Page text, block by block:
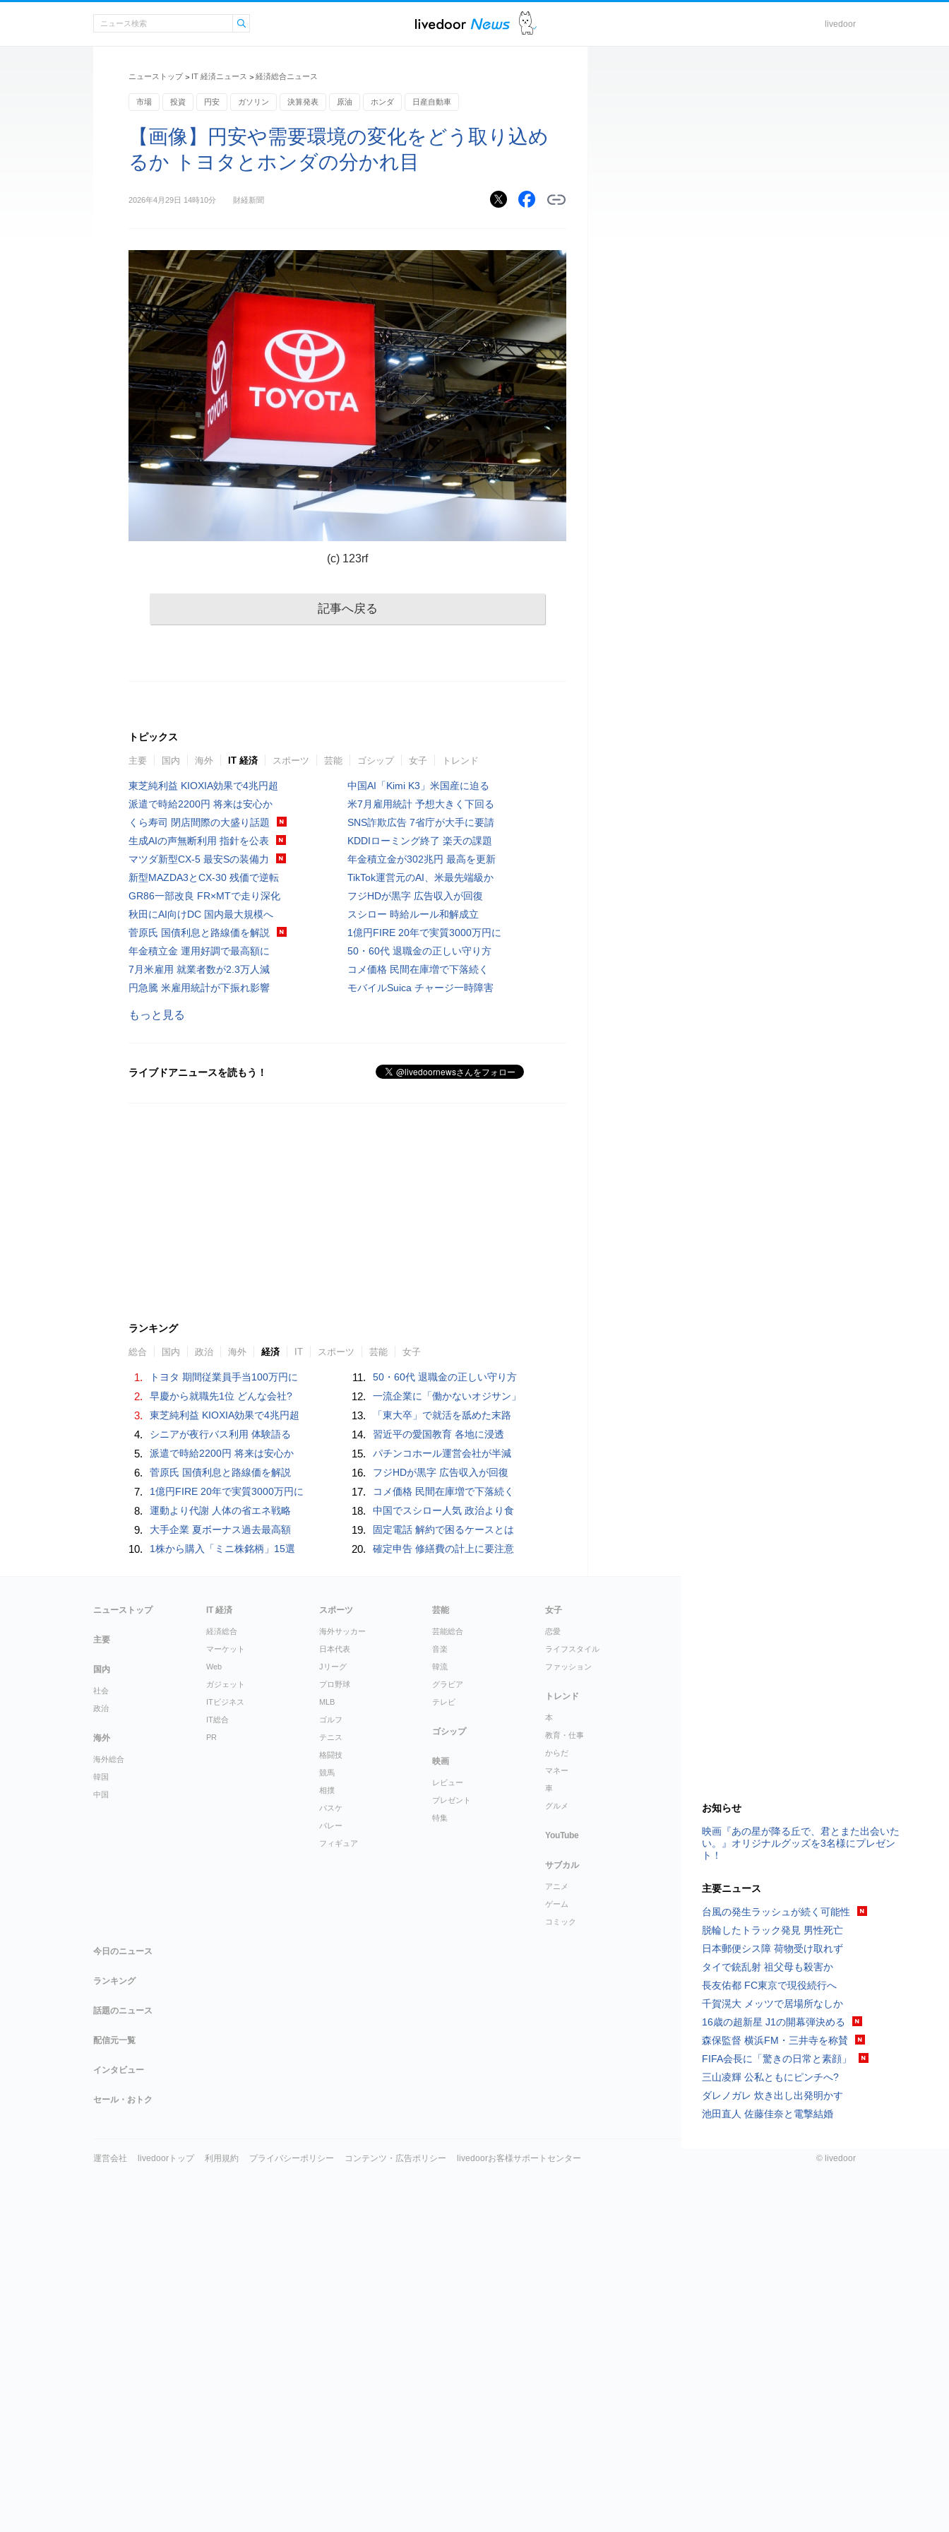
livedoor
ニューストップ > IT 経済ニュース > 経済総合ニュース
市場 投資 円安 ガソリン 決算発表 原油 ホンダ 日産自動車
【画像】円安や需要環境の変化をどう取り込め
るか トヨタとホンダの分かれ目
2026年4月29日 14時10分 財経新聞
(c) 123rf
記事へ戻る
トピックス
主要 国内 海外 IT 経済 スポーツ 芸能 ゴシップ 女子 トレンド
東芝純利益 KIOXIA効果で4兆円超
派遣で時給2200円 将来は安心か
くら寿司 閉店間際の大盛り話題
生成AIの声無断利用 指針を公表
マツダ新型CX-5 最安Sの装備力
新型MAZDA3とCX-30 残価で逆転
GR86一部改良 FR×MTで走り深化
秋田にAI向けDC 国内最大規模へ
菅原氏 国債利息と路線価を解説
年金積立金 運用好調で最高額に
7月米雇用 就業者数が2.3万人減
円急騰 米雇用統計が下振れ影響
中国AI「Kimi K3」米国産に迫る
米7月雇用統計 予想大きく下回る
SNS詐欺広告 7省庁が大手に要請
KDDIローミング終了 楽天の課題
年金積立金が302兆円 最高を更新
TikTok運営元のAI、米最先端級か
フジHDが黒字 広告収入が回復
スシロー 時給ルール和解成立
1億円FIRE 20年で実質3000万円に
50・60代 退職金の正しい守り方
コメ価格 民間在庫増で下落続く
モバイルSuica チャージ一時障害
もっと見る
ライブドアニュースを読もう！
ランキング
総合 国内 政治 海外 経済 IT スポーツ 芸能 女子
1. トヨタ 期間従業員手当100万円に
2. 早慶から就職先1位 どんな会社?
3. 東芝純利益 KIOXIA効果で4兆円超
4. シニアが夜行バス利用 体験語る
5. 派遣で時給2200円 将来は安心か
6. 菅原氏 国債利息と路線価を解説
7. 1億円FIRE 20年で実質3000万円に
8. 運動より代謝 人体の省エネ戦略
9. 大手企業 夏ボーナス過去最高額
10. 1株から購入「ミニ株銘柄」15選
11. 50・60代 退職金の正しい守り方
12. 一流企業に「働かないオジサン」
13. 「東大卒」で就活を舐めた末路
14. 習近平の愛国教育 各地に浸透
15. パチンコホール運営会社が半減
16. フジHDが黒字 広告収入が回復
17. コメ価格 民間在庫増で下落続く
18. 中国でスシロー人気 政治より食
19. 固定電話 解約で困るケースとは
20. 確定申告 修繕費の計上に要注意
お知らせ
映画『あの星が降る丘で、君とまた出会いた
い。』オリジナルグッズを3名様にプレゼン
ト！
主要ニュース
台風の発生ラッシュが続く可能性
脱輪したトラック発見 男性死亡
日本郵便シス障 荷物受け取れず
タイで銃乱射 祖父母も殺害か
長友佑都 FC東京で現役続行へ
千賀滉大 メッツで居場所なしか
16歳の超新星 J1の開幕弾決める
森保監督 横浜FM・三井寺を称賛
FIFA会長に「驚きの日常と素顔」
三山凌輝 公私ともにピンチへ?
ダレノガレ 炊き出し出発明かす
池田直人 佐藤佳奈と電撃結婚
ニューストップ
主要
国内
社会
政治
海外
海外総合
韓国
中国
IT 経済
経済総合
マーケット
Web
ガジェット
ITビジネス
IT総合
PR
スポーツ
海外サッカー
日本代表
Jリーグ
プロ野球
MLB
ゴルフ
テニス
格闘技
競馬
相撲
バスケ
バレー
フィギュア
芸能
芸能総合
音楽
韓流
グラビア
テレビ
ゴシップ
映画
レビュー
プレゼント
特集
女子
恋愛
ライフスタイル
ファッション
トレンド
本
教育・仕事
からだ
マネー
車
グルメ
YouTube
サブカル
アニメ
ゲーム
コミック
今日のニュース
ランキング
話題のニュース
配信元一覧
インタビュー
セール・おトク
運営会社 livedoorトップ 利用規約 プライバシーポリシー コンテンツ・広告ポリシー livedoorお客様サポートセンター © livedoor